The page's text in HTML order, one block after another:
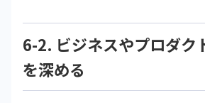
6-2. ビジネスやプロダク
を深める